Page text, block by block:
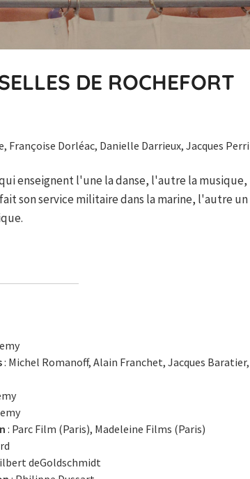
DE ROCHEFORT
Françoise Dorléac, Danielle Darrieux, Jacques
enseignent l'une la danse, l'autre la
son service militaire dans la marine, l'autre un
: Michel Romanoff, Alain Franchet, Jacques
: Parc Film (Paris), Madeleine Films (Paris)
deGoldschmidt